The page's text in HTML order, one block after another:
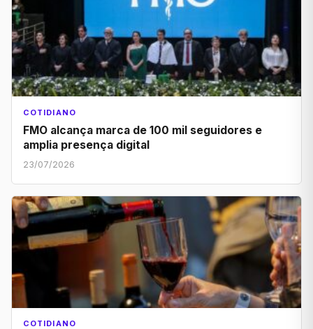
COTIDIANO
FMO alcança marca de 100 mil seguidores e
amplia presença digital
23/07/2026
COTIDIANO